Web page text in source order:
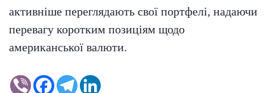
активніше переглядають свої портфелі, надаючи
перевагу коротким позиціям щодо
американської валюти.